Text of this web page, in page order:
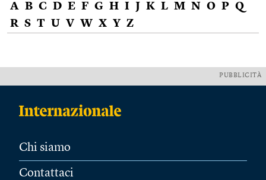
A B C D E F G H I J K L M N O P Q
R S T U V W X Y Z
PUBBLICITÀ
Chi siamo
Contattaci